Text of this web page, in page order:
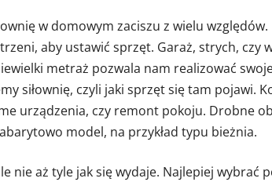
w domowym zaciszu z wielu
aby ustawić sprzęt. Garaż, strych, czy
metraż pozwala nam realizować
siłownię, czyli jaki sprzęt się tam pojawi.
urządzenia, czy remont pokoju. Drobne
model, na przykład typu bieżnia.
nie aż tyle jak się wydaje. Najlepiej wybrać